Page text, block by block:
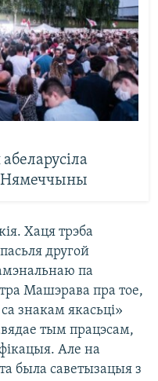
Нямеччыны
Хаця трэба
другой
па
Машэрава пра тое,
знакам якасьці»
тым працэсам,
Але на
была саветызацыя з